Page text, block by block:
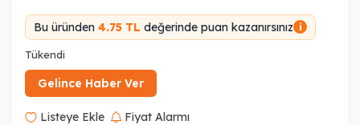
Bu üründen 4.75 TL değerinde puan kazanırsınız i
Tükendi
Gelince Haber Ver
Listeye Ekle Fiyat Alarmı